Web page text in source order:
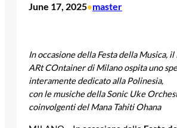
June 17, 2025•master
In occasione della Festa della Musica,
ARt COntainer di Milanoospita uno
interamente dedicato alla Polinesia,
con le musichedella Sonic Uke
coinvolgenti del Mana Tahiti Ohana